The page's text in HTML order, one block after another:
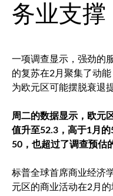
务业支撑
一项调查显示，强劲的
的复苏在2月聚集了动
为欧元区可能摆脱衰退
周二的数据显示，欧元
值升至52.3，高于1月
50，也超过了调查预估
标普全球首席商业经济
元区的商业活动在2月